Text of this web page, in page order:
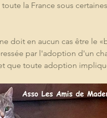
la France sous
doit en aucun cas être le
par l'adoption d'un
que toute adoption